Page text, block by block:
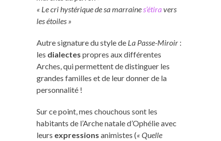
« Le cri hystérique de sa marraine s’étiravers
les étoiles »
Autre signature du style de La Passe-Miroir :
les dialectes propres aux différentes
Arches, qui permettent de distinguer les
grandes familles et de leur donner de la
personnalité !
Sur ce point, mes chouchous sont les
habitants de l’Arche natale d’Ophélie avec
leurs expressions animistes (« Quelle